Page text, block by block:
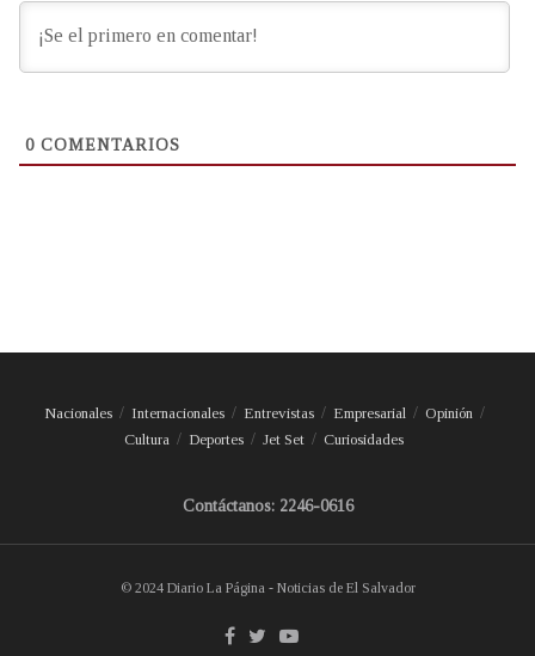
0 COMENTARIOS
Nacionales Internacionales Entrevistas Empresarial
Opinión
Cultura
Deportes Jet Set Curiosidades
Contáctanos: 2246-0616
© 2024 Diario La Página - Noticias de El Salvador